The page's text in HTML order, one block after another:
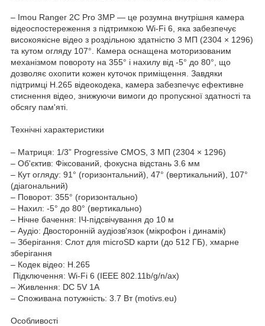
– Imou Ranger 2C Pro 3MP — це розумна внутрішня камера
відеоспостереження з підтримкою Wi-Fi 6, яка забезпечує
високоякісне відео з роздільною здатністю 3 МП (2304 × 1296)
та кутом огляду 107°. Камера оснащена моторизованим
механізмом повороту на 355° і нахилу від -5° до 80°, що
дозволяє охопити кожен куточок приміщення. Завдяки
підтримці H.265 відеокодека, камера забезпечує ефективне
стиснення відео, знижуючи вимоги до пропускної здатності та
обсягу пам'яті.
Технічні характеристики
– Матриця: 1/3” Progressive CMOS, 3 МП (2304 × 1296)
– Об'єктив: Фіксований, фокусна відстань 3.6 мм
– Кут огляду: 91° (горизонтальний), 47° (вертикальний), 107°
(діагональний)
– Поворот: 355° (горизонтально)
– Нахил: -5° до 80° (вертикально)
– Нічне бачення: ІЧ-підсвічування до 10 м
– Аудіо: Двосторонній аудіозв'язок (мікрофон і динамік)
– Зберігання: Слот для microSD карти (до 512 ГБ), хмарне
зберігання
– Кодек відео: H.265
Підключення: Wi-Fi 6 (IEEE 802.11b/g/n/ax)
– Живлення: DC 5V 1A
– Споживана потужність: 3.7 Вт (motivs.eu)
Особливості